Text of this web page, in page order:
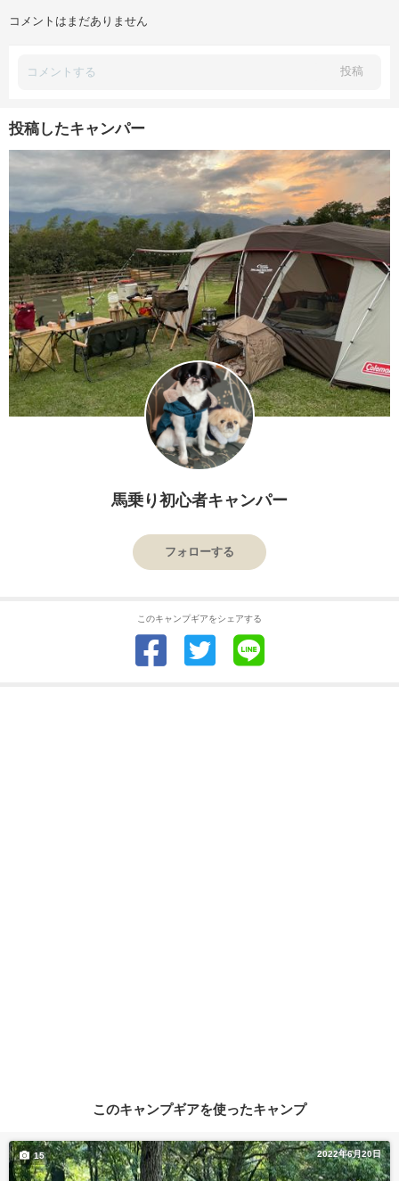
コメントはまだありません
投稿
投稿したキャンパー
馬乗り初心者キャンパー
フォローする
このキャンプギアをシェアする
このキャンプギアを使ったキャンプ
2022年6月20日
15